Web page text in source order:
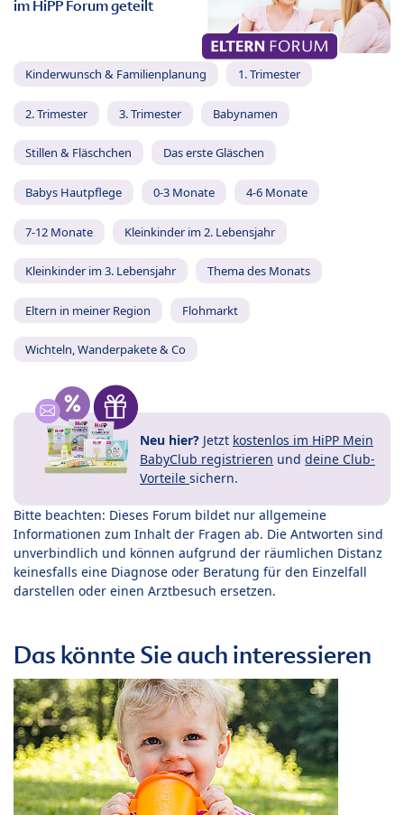
im HiPP Forum geteilt
Kinderwunsch & Familienplanung 1. Trimester
2. Trimester 3. Trimester Babynamen
Stillen & Fläschchen Das erste Gläschen
Babys Hautpflege 0-3 Monate 4-6 Monate
7-12 Monate Kleinkinder im 2. Lebensjahr
Kleinkinder im 3. Lebensjahr Thema des Monats
Eltern in meiner Region Flohmarkt
Wichteln, Wanderpakete & Co
Neu hier? Jetzt kostenlos im HiPP Mein
BabyClub registrieren und deine Club-
Vorteile sichern.
Bitte beachten: Dieses Forum bildet nur allgemeine
Informationen zum Inhalt der Fragen ab. Die Antworten sind
unverbindlich und können aufgrund der räumlichen Distanz
keinesfalls eine Diagnose oder Beratung für den Einzelfall
darstellen oder einen Arztbesuch ersetzen.
Das könnte Sie auch interessieren